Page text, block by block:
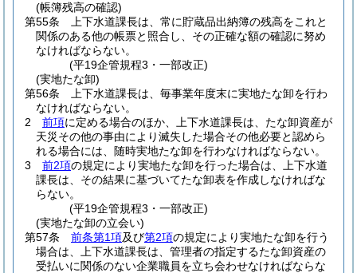
(帳簿残高の確認)
第55条
上下水道課長は、常に貯蔵品出納簿の残高をこれと
関係のある他の帳票と照合し、その正確な額の確認に努め
なければならない。
(平19企管規程3・一部改正)
(実地たな卸)
第56条
上下水道課長は、毎事業年度末に実地たな卸を行わ
なければならない。
2
前項に定める場合のほか、上下水道課長は、たな卸資産が
天災その他の事由により滅失した場合その他必要と認めら
れる場合には、随時実地たな卸を行わなければならない。
3
前2項の規定により実地たな卸を行った場合は、上下水道
課長は、その結果に基づいてたな卸表を作成しなければな
らない。
(平19企管規程3・一部改正)
(実地たな卸の立会い)
第57条
前条第1項及び第2項の規定により実地たな卸を行う
場合は、上下水道課長は、管理者の指定するたな卸資産の
受払いに関係のない企業職員を立ち会わせなければならな